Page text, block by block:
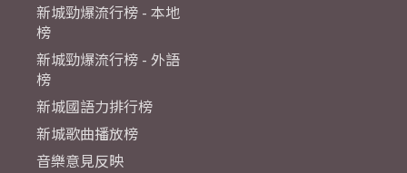
新城勁爆流行榜 - 本地
榜
新城勁爆流行榜 - 外語
榜
新城國語力排行榜
新城歌曲播放榜
音樂意見反映